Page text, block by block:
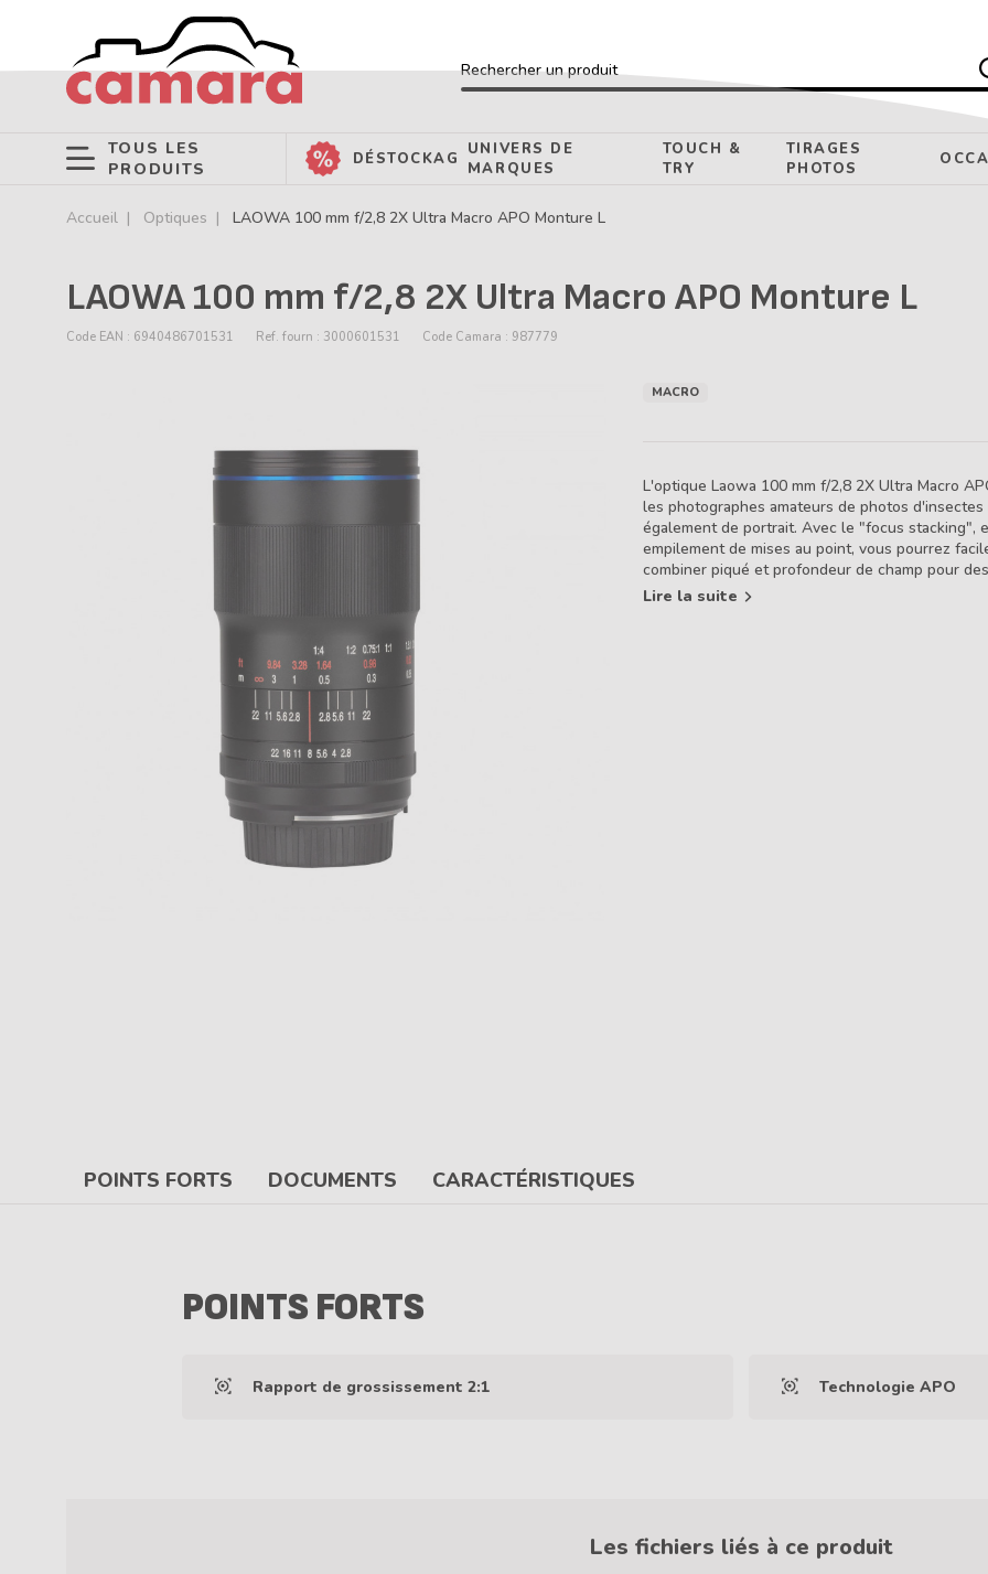
Rechercher un produit
TOUS LES
PRODUITS
DÉSTOCKAGEUNIVERS DE
MARQUES
TOUCH &
TRY
TIRAGES
PHOTOS
Accueil Optiques LAOWA 100 mm f/2,8 2X Ultra Macro APO Monture L
LAOWA 100 mm f/2,8 2X Ultra Macro APO Monture L
Code EAN : 6940486701531 Ref. fourn : 3000601531 Code Camara : 987779
MACRO
L'optique Laowa 100 mm f/2,8 2X Ultra Macro
les photographes amateurs de photos d'insectes
également de portrait. Avec le "focus stacking",
empilement de mises au point, vous pourrez
combiner piqué et profondeur de champ pour
hautes en intensité. L'optique Laowa 100 mm f/
Lire la suite
POINTS FORTS DOCUMENTS CARACTÉRISTIQUES
POINTS FORTS
Rapport de grossissement 2:1 Technologie APO
Les fichiers liés à ce produit